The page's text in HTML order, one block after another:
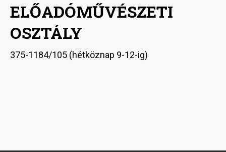
ELŐADÓMŰVÉSZETI
OSZTÁLY
375-1184/105 (hétköznap 9-12-ig)